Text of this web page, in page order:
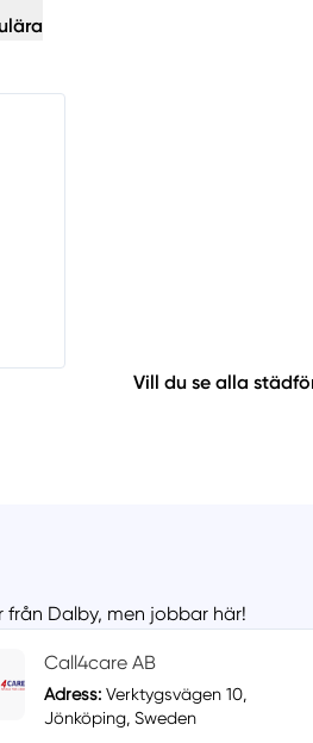
Vill du se alla
Dalby, men jobbar här!
Call4care AB
Adress: Verktygsvägen 10,
Jönköping, Sweden